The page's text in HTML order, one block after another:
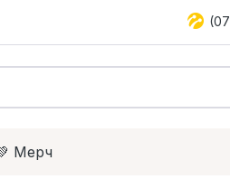
Мерч